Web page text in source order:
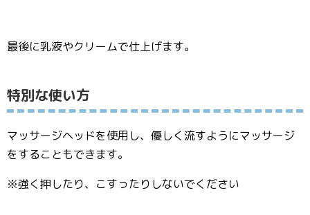
最後に乳液やクリームで仕上げます。
特別な使い方
マッサージヘッドを使用し、優しく流すようにマッサージ
をすることもできます。
※強く押したり、こすったりしないでください